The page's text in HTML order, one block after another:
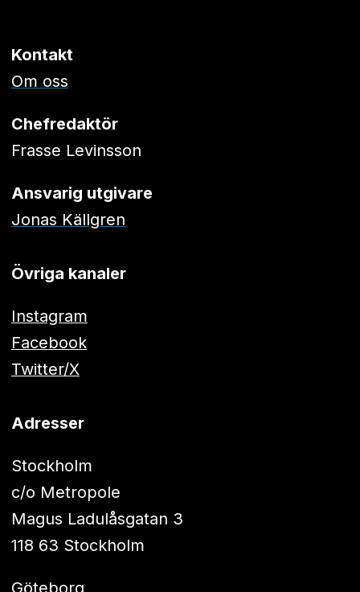
Kontakt
Om oss
Chefredaktör
Frasse Levinsson
Ansvarig utgivare
Jonas Källgren
Övriga kanaler
Instagram
Facebook
Twitter/X
Adresser
Stockholm
c/o Metropole
Magus Ladulåsgatan 3
118 63 Stockholm
Göteborg